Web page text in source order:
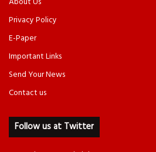
Privacy Policy
E-Paper
Important Links
Send Your News
Contact us
Follow us at Twitter